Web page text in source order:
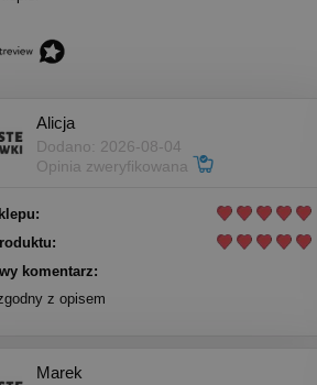
Alicja
Dodano: 2026-08-04
Opinia zweryfikowana
komentarz:
z opisem
Marek